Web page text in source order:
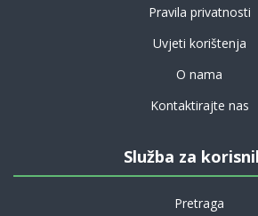
Pravila privatnosti
Uvjeti korištenja
O nama
Kontaktirajte nas
Služba za
Pretraga